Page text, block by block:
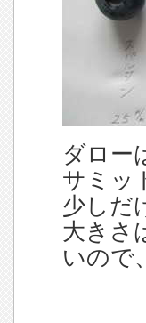
ダロー
サミッ
少しだ
大きさ
いので